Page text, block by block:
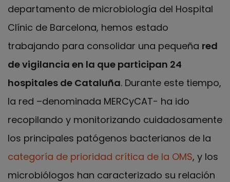
departamento de microbiología del Hospital
Clínic de Barcelona, hemos estado
trabajando para consolidar una pequeña red
de vigilancia en la que participan 24
hospitales de Cataluña. Durante este tiempo,
la red –denominada MERCyCAT− ha ido
recopilando y monitorizando cuidadosamente
los principales patógenos bacterianos de la
categoría de prioridad crítica de la OMS, y los
microbiólogos han caracterizado su relación